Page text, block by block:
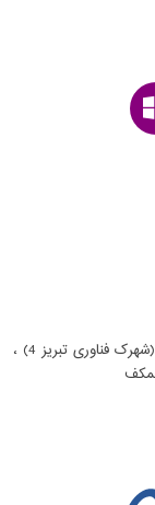
دفتر مرکزی : تبریز - شهرک صنعتی سردار قاسم سلیمانی (شهرک فناوری تبریز 4) ،